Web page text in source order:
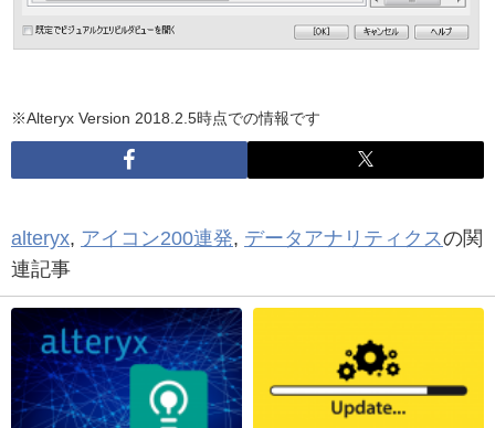
※Alteryx Version 2018.2.5時点での情報です
alteryx, アイコン200連発, データアナリティクスの関
連記事